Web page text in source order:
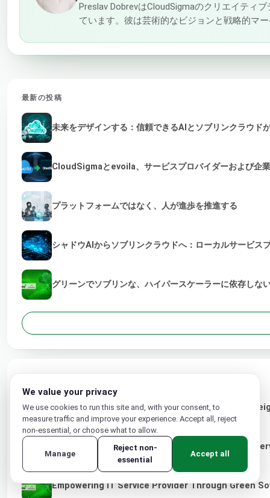
Preslav DobrevはCloudSigmaのクリエイティ
ています。彼は芸術的なビジョンと戦略的マ
最新の投稿
未来をデザインする：信頼できるAIとソブリンクラウド
CloudSigmaとevoila、サービスプロバイダーおよび企
プラットフォームではなく、人が進歩を推進する
シャドウAIからソブリンクラウドへ：ローカルサービス
グリーンでソブリンな、ハイパースケーラーに依存し
Designing the Future: How Trusted AI and
From Shadow AI to Sovereign Cloud: Why Local
Empowering IT Service Provider Through Green
We value your privacy
We use cookies to run this site and, with your consent, to
measure traffic and improve your experience. Accept all, reject
non-essential, or choose what to allow.
Manage
Reject non-
essential
Accept all